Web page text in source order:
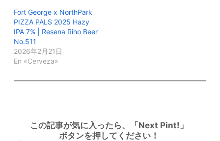
Fort George x NorthPark
PIZZA PALS 2025 Hazy
IPA 7% | Resena Riho Beer
No.511
2026年2月21日
En «Cerveza»
この記事が気に入ったら、「Next Pint!」
ボタンを押してください！